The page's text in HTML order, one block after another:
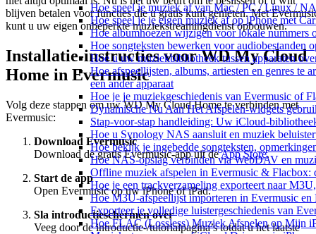
Hoe speel je muziek af van Mac / PC / Linux /
Hoe speel je je eigen muziek af op iPhone met
Hoe albumhoezen wijzigen voor lokale nummers
Hoe songteksten bewerken voor audiobestanden
Hoe u uw muziekbibliotheek tussen apparaten
Hoe afspeellijsten, albums, artiesten en genres te
een ander apparaat
Hoe je je muziekgeschiedenis van Evermusic of
Dynamische Nu Aan Het Afspelen-widgets
Stap-voor-stap handleiding: Uw iCloud-
Hoe u Synology NAS aansluit en muziek
Hoe bekijk je ingebedde songteksten,
Hoe NAS-opslag verbinden via WebDAV en
Offline muziek afspelen in Evermusic & Flacbox:
Hoe je een trackverzameling exporteert naar
Hoe M3U-afspeellijst importeren in Evermusic en
Exporteer je volledige luistergeschiedenis van
Hoe FLAC (Lossless) Muziek Afspelen op Mijn
blijven betalen voor functies die u gratis kunt genieten. Met
kunt u uw eigen onbeperkte muziekstreamingdienst opbouwen.
Installatie-instructies voor WD My Cloud
Home in Evermusic
Volg deze stappen om uw WD My Cloud Home te verbinden met
Evermusic:
Download Evermusic
Download de gratis Evermusic-app uit deApp Store.
Start de app
Open Evermusic op uw iPhone of iPad.
Sla introductieschermen over
Veeg door de introductie-/tutorialpagina’s totdat u het laatste